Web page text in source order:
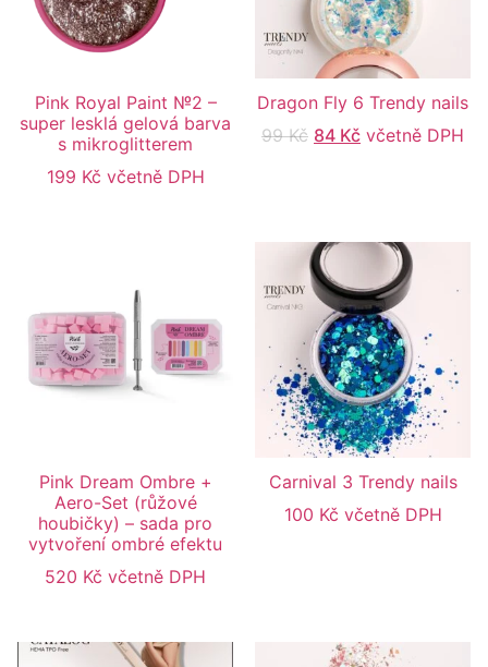
Pink Royal Paint №2 –
super lesklá gelová barva
s mikroglitterem
199 Kč včetně DPH
Dragon Fly 6 Trendy nails
99Kč 84 Kč včetně DPH
Pink Dream Ombre +
Aero-Set (růžové
houbičky) – sada pro
vytvoření ombré efektu
520 Kč včetně DPH
Carnival 3 Trendy nails
100 Kč včetně DPH